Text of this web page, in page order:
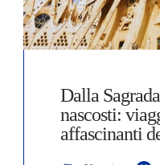
Dalla
nascosti:
affascinanti